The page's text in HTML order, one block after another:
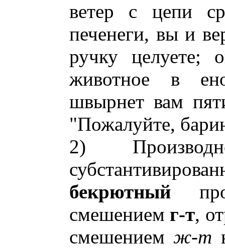
ветер с цепи
печенеги, вы и
ручку целуете;
животное в
швырнет вам
"Пожалуйте,
2)
бекрютный
смешением г-т,
смешениемж-т